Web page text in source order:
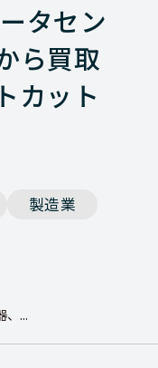
タセン
ら買取
カット
製造業
、...